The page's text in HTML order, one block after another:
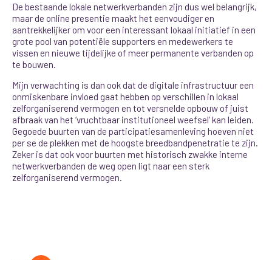
De bestaande lokale netwerkverbanden zijn dus wel belangrijk,
maar de online presentie maakt het eenvoudiger en
aantrekkelijker om voor een interessant lokaal initiatief in een
grote pool van potentiële supporters en medewerkers te
vissen en nieuwe tijdelijke of meer permanente verbanden op
te bouwen.
Mijn verwachting is dan ook dat de digitale infrastructuur een
onmiskenbare invloed gaat hebben op verschillen in lokaal
zelforganiserend vermogen en tot versnelde opbouw of juist
afbraak van het ‘vruchtbaar institutioneel weefsel’ kan leiden.
Gegoede buurten van de participatiesamenleving hoeven niet
per se de plekken met de hoogste breedbandpenetratie te zijn.
Zeker is dat ook voor buurten met historisch zwakke interne
netwerkverbanden de weg open ligt naar een sterk
zelforganiserend vermogen.